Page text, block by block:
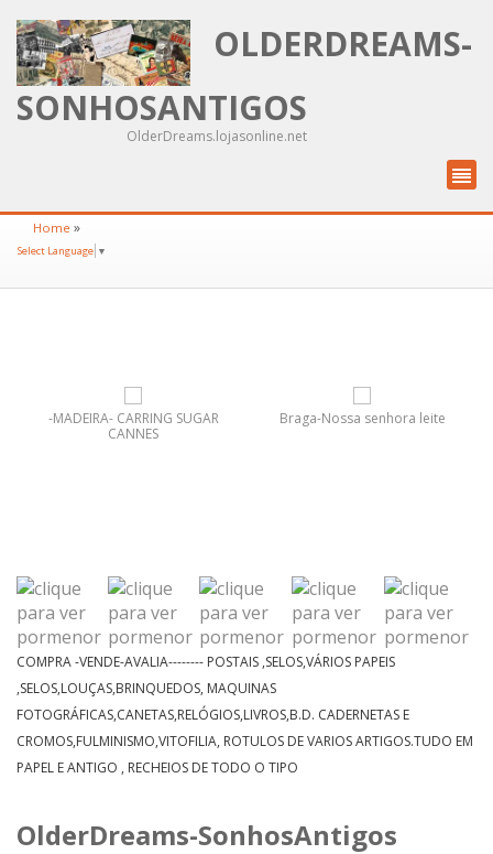
OLDERDREAMS-
SONHOSANTIGOS
OlderDreams.lojasonline.net
Home »
Select Language ▼
-MADEIRA- CARRING SUGAR
CANNES
Braga-Nossa senhora leite
COMPRA -VENDE-AVALIA-------- POSTAIS ,SELOS,VÁRIOS PAPEIS
,SELOS,LOUÇAS,BRINQUEDOS, MAQUINAS
FOTOGRÁFICAS,CANETAS,RELÓGIOS,LIVROS,B.D. CADERNETAS E
CROMOS,FULMINISMO,VITOFILIA, ROTULOS DE VARIOS ARTIGOS.TUDO EM
PAPEL E ANTIGO , RECHEIOS DE TODO O TIPO
OlderDreams-SonhosAntigos